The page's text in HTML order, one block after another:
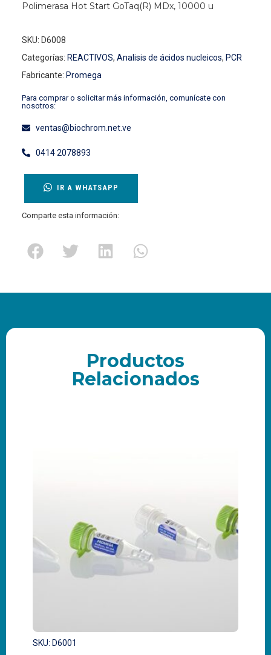
Polimerasa Hot Start GoTaq(R) MDx, 10000 u
SKU: D6008
Categorías: REACTIVOS, Analisis de ácidos nucleicos, PCR
Fabricante: Promega
Para comprar o solicitar más información, comunícate con
nosotros:
ventas@biochrom.net.ve
0414 2078893
IR A WHATSAPP
Comparte esta información:
Productos
Relacionados
SKU: D6001